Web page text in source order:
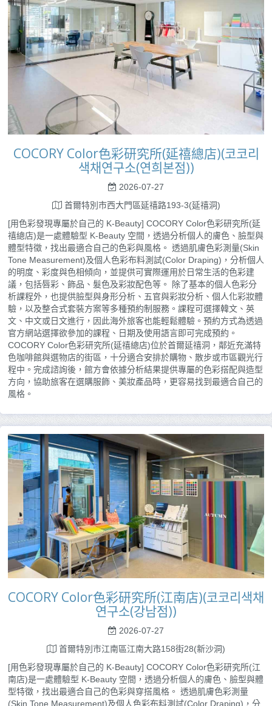
COCORY Color色彩研究所(延禧總店)(코코리
색채연구소(연희본점))
2026-07-27
首爾特別市西大門區延禧路193-3(延禧洞)
[用色彩發現專屬於自己的 K-Beauty] COCORY Color色彩研究所(延
禧總店)是一處體驗型 K-Beauty 空間，透過分析個人的膚色、臉型與
體型特徵，找出最適合自己的色彩與風格。 透過肌膚色彩測量(Skin
Tone Measurement)及個人色彩布料測試(Color Draping)，分析個人
的明度、彩度與色相傾向，並提供可實際運用於日常生活的色彩建
議，包括唇彩、飾品、髮色及彩妝配色等。 除了基本的個人色彩分
析課程外，也提供臉型與身形分析、五官與彩妝分析、個人化彩妝體
驗，以及整合式套裝方案等多種預約制服務。課程可選擇韓文、英
文、中文或日文進行，因此海外旅客也能輕鬆體驗。預約方式為透過
官方網站選擇欲參加的課程、日期及使用語言即可完成預約。
COCORY Color色彩研究所(延禧總店)位於首爾延禧洞，鄰近充滿特
色咖啡館與選物店的街區，十分適合安排於購物、散步或市區觀光行
程中。完成諮詢後，館方會依據分析結果提供專屬的色彩搭配與造型
方向，協助旅客在選購服飾、美妝產品時，更容易找到最適合自己的
風格。
COCORY Color色彩研究所(江南店)(코코리색채
연구소(강남점))
2026-07-27
首爾特別市江南區江南大路158街28(新沙洞)
[用色彩發現專屬於自己的 K-Beauty] COCORY Color色彩研究所(江
南店)是一處體驗型 K-Beauty 空間，透過分析個人的膚色、臉型與體
型特徵，找出最適合自己的色彩與穿搭風格。 透過肌膚色彩測量
(Skin Tone Measurement)及個人色彩布料測試(Color Draping)，分